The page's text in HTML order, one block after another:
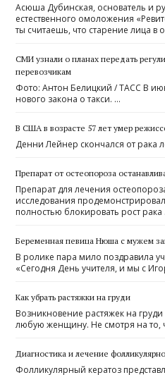
Асюша Дубинская, основатель и
естественного омоложения
ты считаешь, что старение лица в
СМИ узнали о планах передать
перевозчикам
Фото: Антон Белицкий / ТАСС В
нового закона о такси. …
В США в возрасте 57 лет умер
Денни Лейнер скончался от рака
Препарат от остеопороза
Препарат для лечения
исследования
полностью блокировать рост рака
Беременная певица Нюша с мужем
В ролике пара мило поздравила
«Сегодня День учителя, и мы с
Как убрать растяжки на груди
Возникновение растяжек на груди
любую женщину. Не смотря на то,
Диагностика и лечение
Фолликулярный кератоз